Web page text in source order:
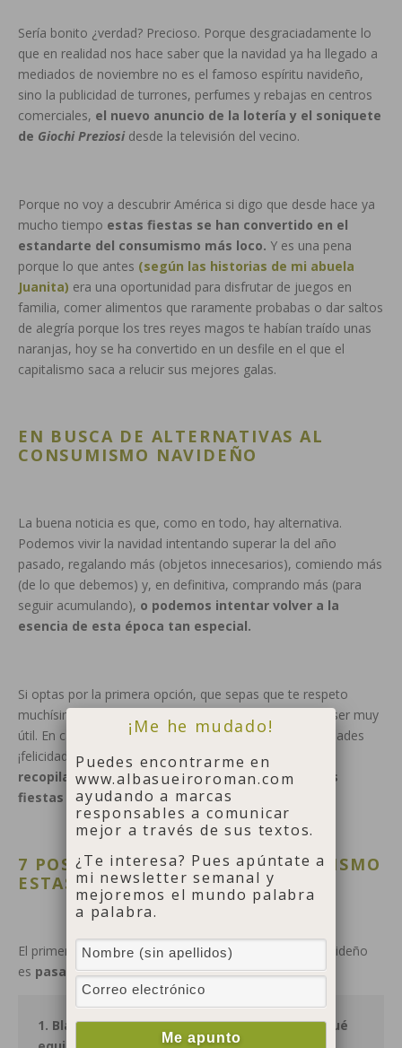
Sería bonito ¿verdad? Precioso. Porque desgraciadamente lo
que en realidad nos hace saber que la navidad ya ha llegado a
mediados de noviembre no es el famoso espíritu navideño,
sino la publicidad de turrones, perfumes y rebajas en centros
comerciales, el nuevo anuncio de la lotería y el soniquete
de Giochi Preziosidesde la televisión del vecino.
Porque no voy a descubrir América si digo que desde hace ya
mucho tiempo estas fiestas se han convertido en el
estandarte del consumismo más loco. Y es una pena
porque lo que antes (según las historias de mi abuela
Juanita) era una oportunidad para disfrutar de juegos en
familia, comer alimentos que raramente probabas o dar saltos
de alegría porque los tres reyes magos te habían traído unas
naranjas, hoy se ha convertido en un desfile en el que el
capitalismo saca a relucir sus mejores galas.
EN BUSCA DE ALTERNATIVAS AL
CONSUMISMO NAVIDEÑO
La buena noticia es que, como en todo, hay alternativa.
Podemos vivir la navidad intentando superar la del año
pasado, regalando más (objetos innecesarios), comiendo más
(de lo que debemos) y, en definitiva, comprando más (para
seguir acumulando), o podemos intentar volver a la
esencia de esta época tan especial.
Si optas por la primera opción, que sepas que te respeto
muchísimo, pero te aviso de que este post no te va a ser muy
útil. En cambio, si prefieres darle un cambio a tus navidades
¡felicidades! Estás en el lugar correcto. Porque hoy
recopilamos los 7 post imprescindibles para unas
fiestas sin consumismo. ¡Ahí van!
7 POST PARA EVITAR EL CONSUMISMO
ESTAS NAVIDADES
El primer paso para bajarnos del carro consumista navideño
es pasar olímpicamente de las rebajas:
1. Black Friday vs. Buy Nothing Day: ¿Y tú de qué
¡Me he mudado!
Puedes encontrarme en
www.albasueiroroman.com
ayudando a marcas
responsables a comunicar
mejor a través de sus textos.
¿Te interesa? Pues apúntate a
mi newsletter semanal y
mejoremos el mundo palabra
a palabra.